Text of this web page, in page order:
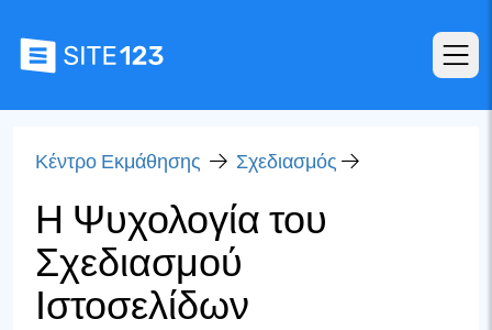
Κέντρο Εκμάθησης Σχεδιασμός
Η Ψυχολογία του
Σχεδιασμού
Ιστοσελίδων